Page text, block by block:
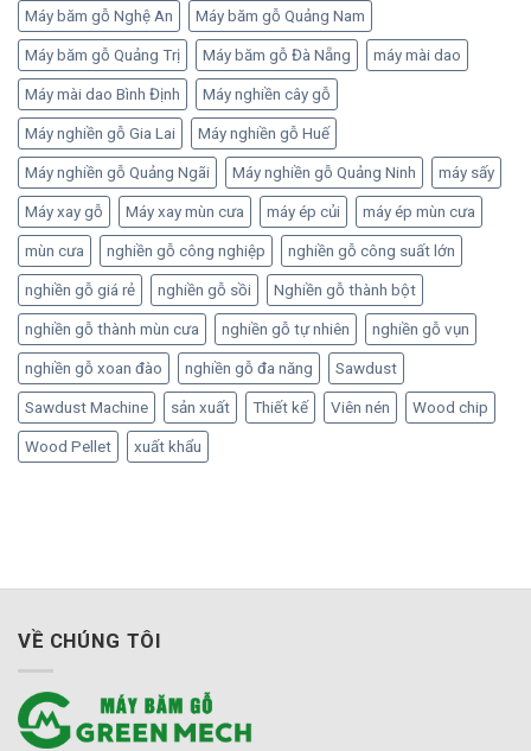
Máy băm gỗ Nghệ An Máy băm gỗ Quảng Nam
Máy băm gỗ Quảng Trị Máy băm gỗ Đà Nẵng máy mài dao
Máy mài dao Bình Định Máy nghiền cây gỗ
Máy nghiền gỗ Gia Lai Máy nghiền gỗ Huế
Máy nghiền gỗ Quảng Ngãi Máy nghiền gỗ Quảng Ninh máy sấy
Máy xay gỗ Máy xay mùn cưa máy ép củi máy ép mùn cưa
mùn cưa nghiền gỗ công nghiệp nghiền gỗ công suất lớn
nghiền gỗ giá rẻ nghiền gỗ sồi Nghiền gỗ thành bột
nghiền gỗ thành mùn cưa nghiền gỗ tự nhiên nghiền gỗ vụn
nghiền gỗ xoan đào nghiền gỗ đa năng Sawdust
Sawdust Machine sản xuất Thiết kế Viên nén Wood chip
Wood Pellet xuất khẩu
VỀ CHÚNG TÔI